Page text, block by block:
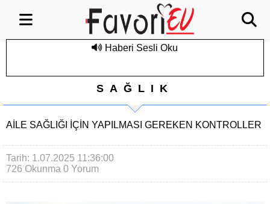
Haberi Sesli Oku
SAĞLIK
AILE SAĞLIĞI İÇIN YAPILMASI GEREKEN KONTROLLER
Tarih: 1.07.2025 11:36:00
726 Okunma 0 Yorum